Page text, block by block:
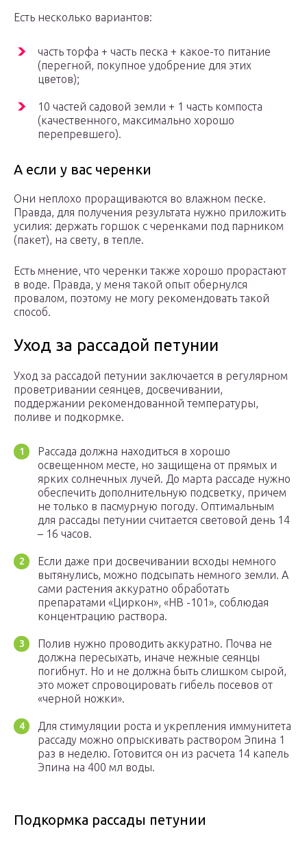
Есть несколько вариантов:
часть торфа + часть песка + какое-то питание
(перегной, покупное удобрение для этих
цветов);
10 частей садовой земли + 1 часть компоста
(качественного, максимально хорошо
перепревшего).
А если у вас черенки
Они неплохо проращиваются во влажном песке.
Правда, для получения результата нужно приложить
усилия: держать горшок с черенками под парником
(пакет), на свету, в тепле.
Есть мнение, что черенки также хорошо прорастают
в воде. Правда, у меня такой опыт обернулся
провалом, поэтому не могу рекомендовать такой
способ.
Уход за рассадой петунии
Уход за рассадой петунии заключается в регулярном
проветривании сеянцев, досвечивании,
поддержании рекомендованной температуры,
поливе и подкормке.
Рассада должна находиться в хорошо
освещенном месте, но защищена от прямых и
ярких солнечных лучей. До марта рассаде нужно
обеспечить дополнительную подсветку, причем
не только в пасмурную погоду. Оптимальным
для рассады петунии считается световой день 14
– 16 часов.
Если даже при досвечивании всходы немного
вытянулись, можно подсыпать немного земли. А
сами растения аккуратно обработать
препаратами «Циркон», «НВ -101», соблюдая
концентрацию раствора.
Полив нужно проводить аккуратно. Почва не
должна пересыхать, иначе нежные сеянцы
погибнут. Но и не должна быть слишком сырой,
это может спровоцировать гибель посевов от
«черной ножки».
Для стимуляции роста и укрепления иммунитета
рассаду можно опрыскивать раствором Эпина 1
раз в неделю. Готовится он из расчета 14 капель
Эпина на 400 мл воды.
Подкормка рассады петунии